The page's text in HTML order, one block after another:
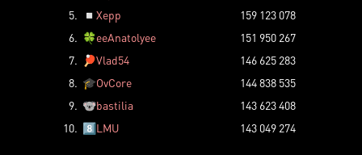
5.
◽ Xepp
159 123 078
6. 🍀eeAnatolyee
151 950 267
7.
🏓Vlad54
146 625 283
8. 🎓OvCore
144 838 535
9. 🐨bastilia
143 623 408
10. 8️⃣LMU 143 049 274